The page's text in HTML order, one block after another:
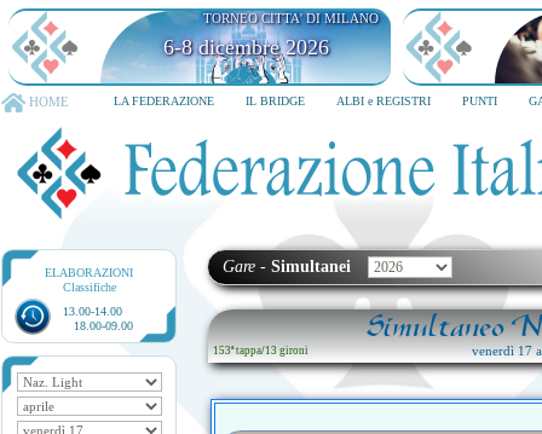
TORNEO CITTA' DI MILANO
6-8 dicembre 2026
HOME LA FEDERAZIONE IL BRIDGE ALBI e REGISTRI PUNTI
ELABORAZIONI
Classifiche
13.00-14.00
18.00-09.00
Gare - Simultanei
Simultaneo
153ª tappa/13 gironi venerdì 17